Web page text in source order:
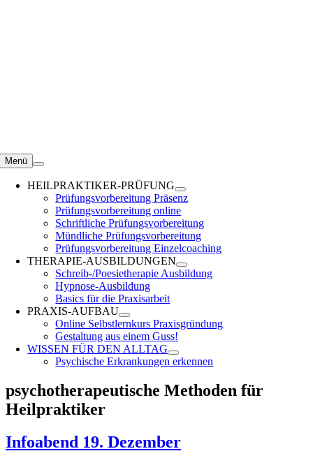
Menü
HEILPRAKTIKER-PRÜFUNG
Prüfungsvorbereitung Präsenz
Prüfungsvorbereitung online
Schriftliche Prüfungsvorbereitung
Mündliche Prüfungsvorbereitung
Prüfungsvorbereitung Einzelcoaching
THERAPIE-AUSBILDUNGEN
Schreib-/Poesietherapie Ausbildung
Hypnose-Ausbildung
Basics für die Praxisarbeit
PRAXIS-AUFBAU
Online Selbstlernkurs Praxisgründung
Gestaltung aus einem Guss!
WISSEN FÜR DEN ALLTAG
Psychische Erkrankungen erkennen
psychotherapeutische Methoden für
Heilpraktiker
Infoabend 19. Dezember